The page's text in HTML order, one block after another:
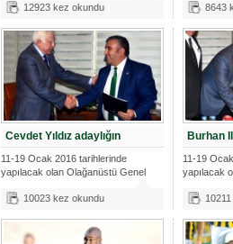
12923 kez okundu
8643
Cevdet Yıldız adaylığın
11-19 Ocak 2016 tarihlerinde
yapılacak olan Olağanüstü Genel
10023 kez okundu
Burhan
11-19
yapılacak